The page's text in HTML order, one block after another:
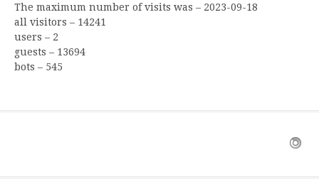
The maximum number of visits was – 2023-09-18
all visitors – 14241
users – 2
guests – 13694
bots – 545